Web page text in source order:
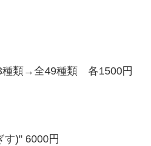
種類→全49種類 各1500円
す)" 6000円